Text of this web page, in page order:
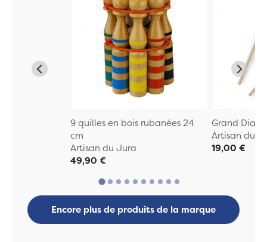
9 quilles en bois rubanées 24
cm
Artisan du Jura
49,90 €
Grand
Artisan du
19,00 €
Encore plus de produits de la marque